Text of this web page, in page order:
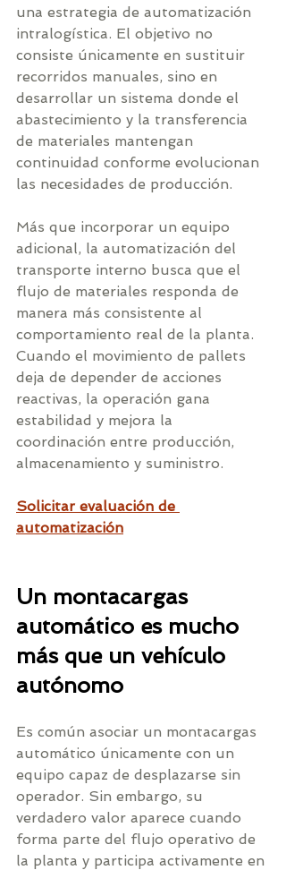
una estrategia de automatización
intralogística. El objetivo no
consiste únicamente en sustituir
recorridos manuales, sino en
desarrollar un sistema donde el
abastecimiento y la transferencia
de materiales mantengan
continuidad conforme evolucionan
las necesidades de producción.
Más que incorporar un equipo
adicional, la automatización del
transporte interno busca que el
flujo de materiales responda de
manera más consistente al
comportamiento real de la planta.
Cuando el movimiento de pallets
deja de depender de acciones
reactivas, la operación gana
estabilidad y mejora la
coordinación entre producción,
almacenamiento y suministro.
Solicitar evaluación de
automatización
Un montacargas
automático es mucho
más que un vehículo
autónomo
Es común asociar un montacargas
automático únicamente con un
equipo capaz de desplazarse sin
operador. Sin embargo, su
verdadero valor aparece cuando
forma parte del flujo operativo de
la planta y participa activamente en